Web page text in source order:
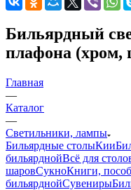
Бильярдный
плафона (хром,
Главная
—
Каталог
—
Светильники, лампы
Бильярдные столыКии
бильярднойВсё для
шаровСукноКниги,
бильярднойСувениры